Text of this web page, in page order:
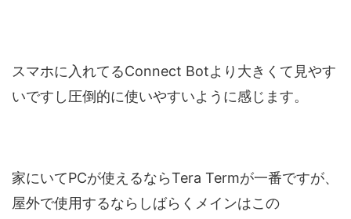
スマホに入れてるConnect Botより大きくて見やす
いですし圧倒的に使いやすいように感じます。
家にいてPCが使えるならTera Termが一番ですが、
屋外で使用するならしばらくメインはこの